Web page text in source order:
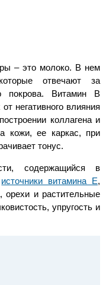
– это молоко. В нем
отвечают за
покрова. Витамин В
негативного влияния
коллагена и
кожи, ее каркас, при
тонус.
содержащийся в
источники витамина Е,
и растительные
упругость и